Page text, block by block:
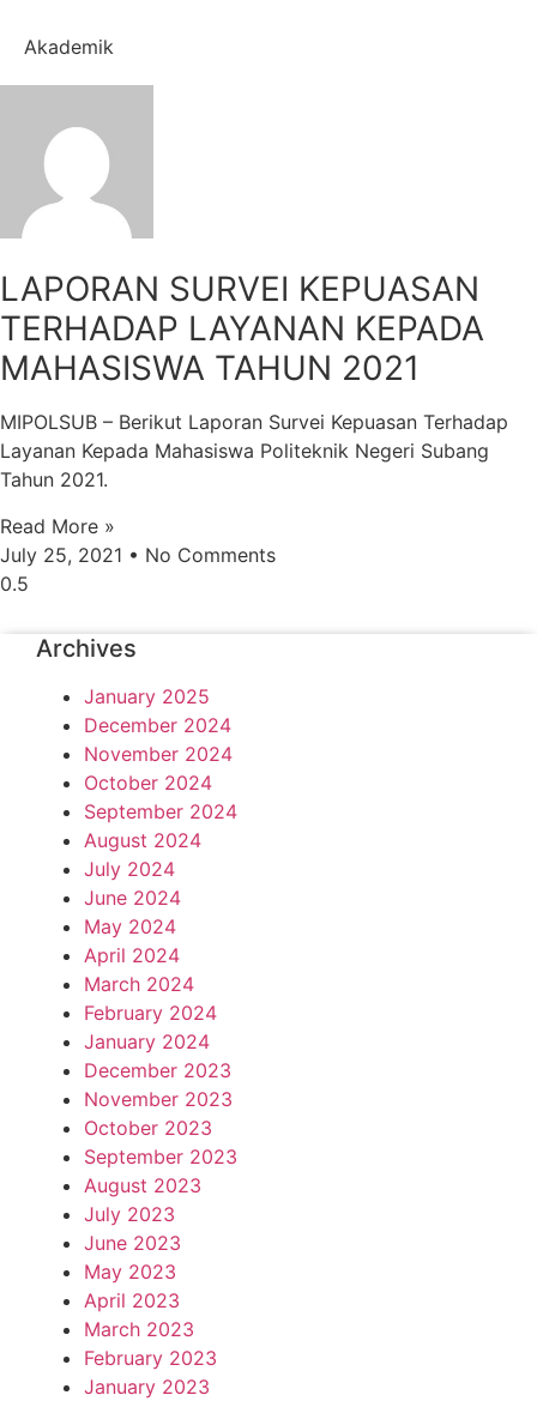
Akademik
LAPORAN SURVEI KEPUASAN
TERHADAP LAYANAN KEPADA
MAHASISWA TAHUN 2021
MIPOLSUB – Berikut Laporan Survei Kepuasan Terhadap
Layanan Kepada Mahasiswa Politeknik Negeri Subang
Tahun 2021.
Read More »
July 25, 2021
No Comments
Archives
January 2025
December 2024
November 2024
October 2024
September 2024
August 2024
July 2024
June 2024
May 2024
April 2024
March 2024
February 2024
January 2024
December 2023
November 2023
October 2023
September 2023
August 2023
July 2023
June 2023
May 2023
April 2023
March 2023
February 2023
January 2023